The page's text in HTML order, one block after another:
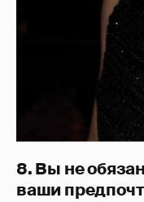
8. Вы не
ваши